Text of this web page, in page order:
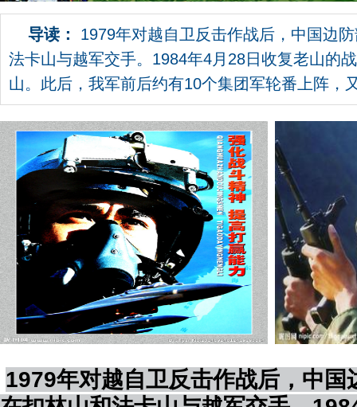
导读：
1979年对越自卫反击作战后，中国边
法卡山与越军交手。1984年4月28日收复老山的
山。此后，我军前后约有10个集团军轮番上阵，
1979年对越自卫反击作战后，中国